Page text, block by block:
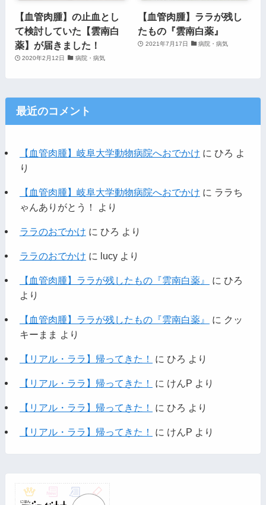
【血管肉腫】の止血とし
て検討していた【雲南白
薬】が届きました！
2020年2月12日 病院・病気
【血管肉腫】ララが残し
たもの『雲南白薬』
2021年7月17日 病院・病気
最近のコメント
【血管肉腫】岐阜大学動物病院へおでかけ に ひろ よ
り
【血管肉腫】岐阜大学動物病院へおでかけ に ララち
ゃんありがとう！
より
ララのおでかけ に ひろ より
ララのおでかけ に lucyより
【血管肉腫】ララが残したもの『雲南白薬』 に ひろ
より
【血管肉腫】ララが残したもの『雲南白薬』 に クッ
キーまま より
【リアル・ララ】帰ってきた！ に ひろ より
【リアル・ララ】帰ってきた！ に けんP より
【リアル・ララ】帰ってきた！ に ひろ より
【リアル・ララ】帰ってきた！ に けんP より